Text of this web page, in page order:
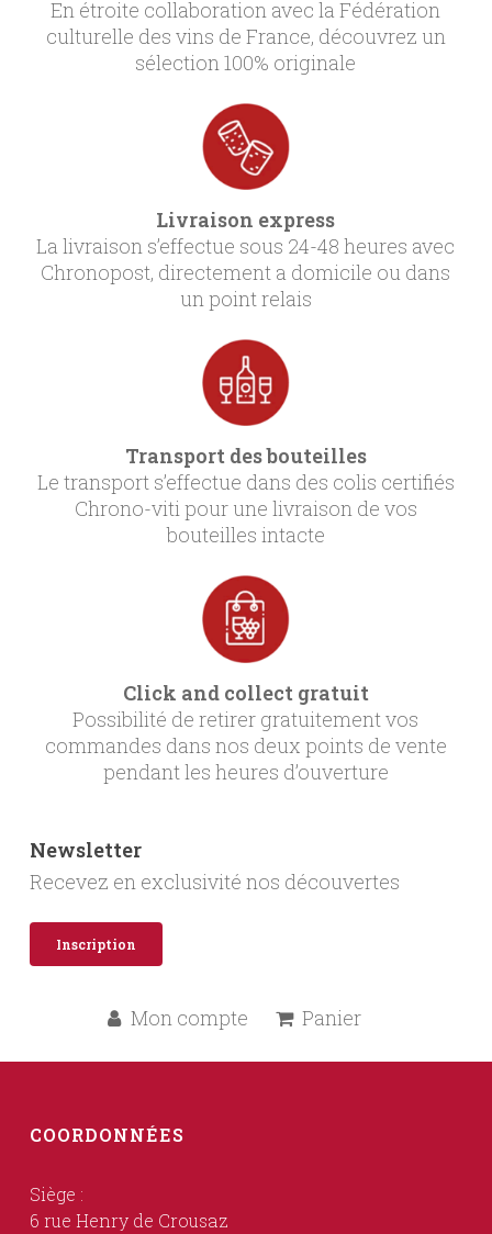
En étroite collaboration avec la Fédération
culturelle des vins de France, découvrez un
sélection 100% originale
Livraison express
La livraison s’effectue sous 24-48 heures avec
Chronopost, directement a domicile ou dans
un point relais
Transport des bouteilles
Le transport s’effectue dans des colis certifiés
Chrono-viti pour une livraison de vos
bouteilles intacte
Click and collect gratuit
Possibilité de retirer gratuitement vos
commandes dans nos deux points de vente
pendant les heures d’ouverture
Newsletter
Recevez en exclusivité nos découvertes
Inscription
Mon compte Panier
COORDONNÉES
Siège :
6 rue Henry de Crousaz